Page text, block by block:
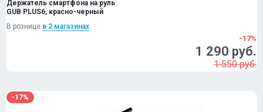
Держатель смартфона на руль
GUB PLUS6, красно-черный
В рознице в 2 магазинах
-17%
1 290 руб.
1 550 руб.
-17%